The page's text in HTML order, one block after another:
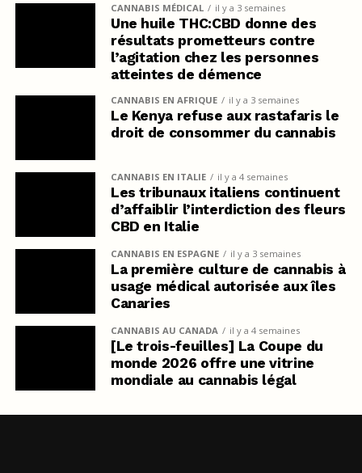
CANNABIS MÉDICAL il y a 3 semaines
Une huile THC:CBD donne des
résultats prometteurs contre
l’agitation chez les personnes
atteintes de démence
CANNABIS EN AFRIQUE il y a 3 semaines
Le Kenya refuse aux rastafaris le
droit de consommer du cannabis
CANNABIS EN ITALIE il y a 4 semaines
Les tribunaux italiens continuent
d’affaiblir l’interdiction des fleurs
CBD en Italie
CANNABIS EN ESPAGNE il y a 3 semaines
La première culture de cannabis à
usage médical autorisée aux îles
Canaries
CANNABIS AU CANADA il y a 4 semaines
[Le trois-feuilles] La Coupe du
monde 2026 offre une vitrine
mondiale au cannabis légal